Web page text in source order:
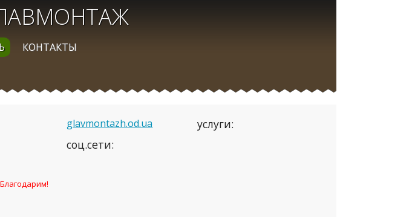
КОНТАКТЫ
glavmontazh.od.ua
соц.сети:
услуги: